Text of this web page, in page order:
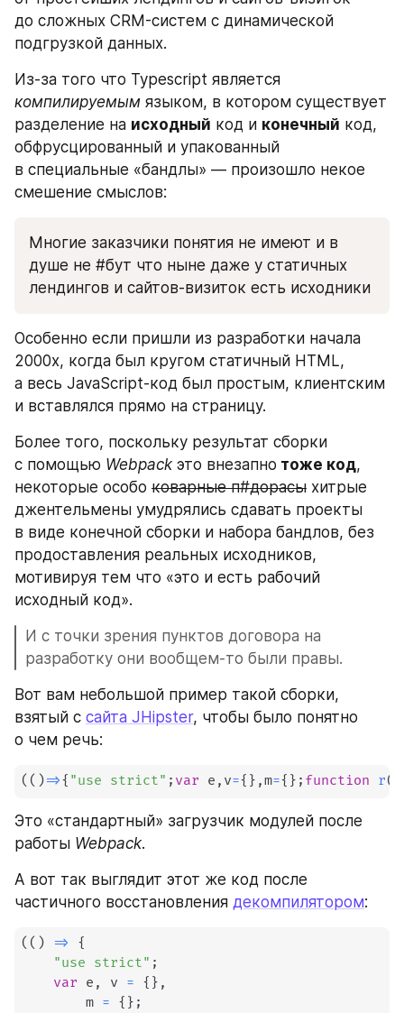
до сложных CRM-систем с динамической
подгрузкой данных.
компилируемым языком, в котором существует
разделение на исходный код и конечный код,
обфрусцированный и упакованный
в специальные «бандлы» — произошло некое
смешение смыслов:
Многие заказчики понятия не имеют и в
душе не #бут что ныне даже у статичных
лендингов и сайтов-визиток есть исходники
Особенно если пришли из разработки начала
2000х, когда был кругом статичный HTML,
а весь JavaScript-код был простым, клиентским
и вставлялся прямо на страницу.
Более того, поскольку результат сборки
с помощью Webpack это внезапно тоже код,
некоторые особо коварные п#дорасы хитрые
джентельмены умудрялись сдавать проекты
в виде конечной сборки и набора бандлов, без
продоставления реальных исходников,
мотивируя тем что «это и есть рабочий
исходный код».
И с точки зрения пунктов договора на
разработку они вообщем-то были правы.
Вот вам небольшой пример такой сборки,
взятый с сайта JHipster, чтобы было понятно
о чем речь:
( ( )=>{ "use strict" ; var e , v={ } ,m={ } ; function r(
Это «стандартный» загрузчик модулей после
работы Webpack.
А вот так выглядит этот же код после
частичного восстановления декомпилятором:
( ( ) =>
{
"use strict" ;
var e , v = { } ,
        m
= { } ;